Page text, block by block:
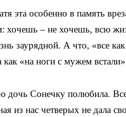
эта особенно в память
хочешь – не хочешь, всю
заурядной. А что, «все
как «на ноги с мужем
дочь Сонечку полюбила.
из нас четверых не дала